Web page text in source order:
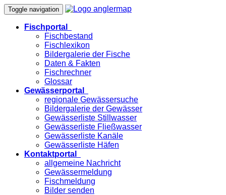
Toggle navigation
Fischportal
Fischbestand
Fischlexikon
Bildergalerie der Fische
Daten & Fakten
Fischrechner
Glossar
Gewässerportal
regionale Gewässersuche
Bildergalerie der Gewässer
Gewässerliste Stillwasser
Gewässerliste Fließwasser
Gewässerliste Kanäle
Gewässerliste Häfen
Kontaktportal
allgemeine Nachricht
Gewässermeldung
Fischmeldung
Bilder senden